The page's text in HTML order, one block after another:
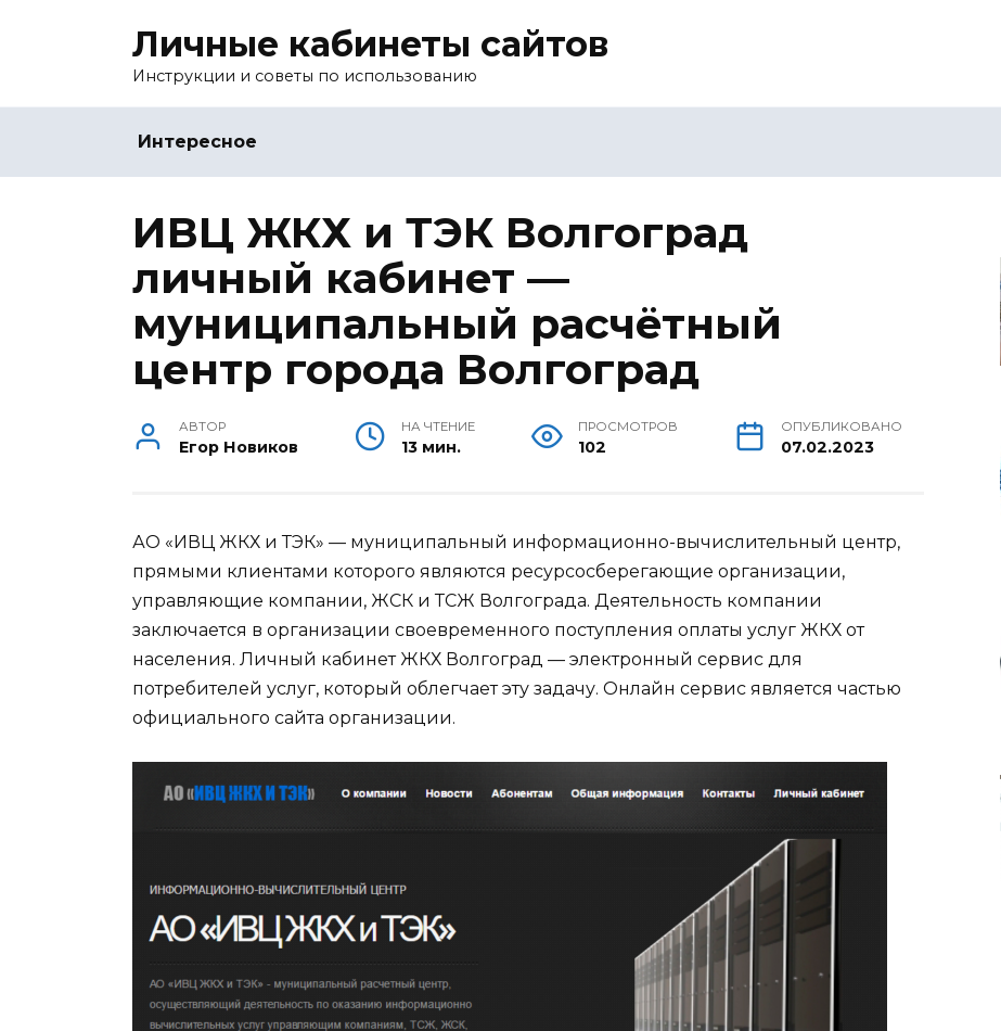
Личные кабинеты сайтов
Инструкции и советы по использованию
Интересное
ИВЦ ЖКХ и ТЭК Волгоград
личный кабинет —
муниципальный расчётный
центр города Волгоград
АВТОР
Егор Новиков
НА ЧТЕНИЕ
13 мин.
ПРОСМОТРОВ
102
ОПУБЛИКОВАНО
07.02.2023
АО «ИВЦ ЖКХ и ТЭК» — муниципальный информационно-вычислительный центр,
прямыми клиентами которого являются ресурсосберегающие организации,
управляющие компании, ЖСК и ТСЖ Волгограда. Деятельность компании
заключается в организации своевременного поступления оплаты услуг ЖКХ от
населения. Личный кабинет ЖКХ Волгоград — электронный сервис для
потребителей услуг, который облегчает эту задачу. Онлайн сервис является частью
официального сайта организации.